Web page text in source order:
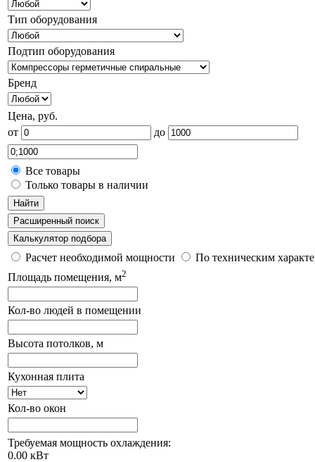
Тип оборудования
Подтип оборудования
Бренд
Цена, руб.
от
до
Все товары
Только товары в наличии
Найти
Расширенный поиск
Калькулятор подбора
Расчет необходимой мощности
По техническим
Площадь помещения, м2
Кол-во людей в помещении
Высота потолков, м
Кухонная плита
Кол-во окон
Требуемая мощность охлаждения:
0.00 кВт